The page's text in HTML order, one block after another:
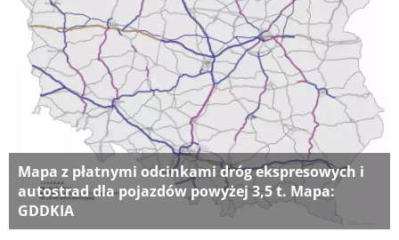
Mapa z płatnymi odcinkami dróg ekspresowych i
autostrad dla pojazdów powyżej 3,5 t. Mapa:
GDDKIA